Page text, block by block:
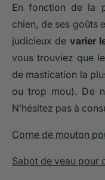
En fonction de la
chien, de ses goûts
judicieux de varier
vous trouviez que
de mastication la
ou trop mou). De
N’hésitez pas à
Corne de mouton
Sabot de veau pour